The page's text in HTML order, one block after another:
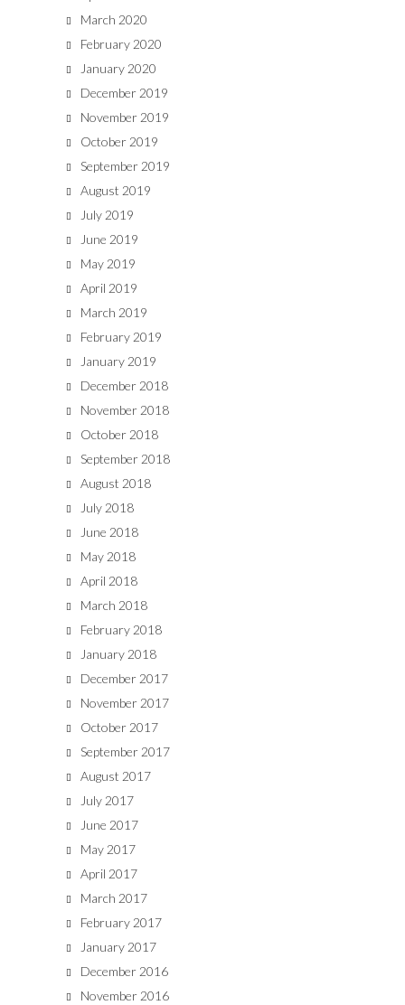
March 2020
February 2020
January 2020
December 2019
November 2019
October 2019
September 2019
August 2019
July 2019
June 2019
May 2019
April 2019
March 2019
February 2019
January 2019
December 2018
November 2018
October 2018
September 2018
August 2018
July 2018
June 2018
May 2018
April 2018
March 2018
February 2018
January 2018
December 2017
November 2017
October 2017
September 2017
August 2017
July 2017
June 2017
May 2017
April 2017
March 2017
February 2017
January 2017
December 2016
November 2016